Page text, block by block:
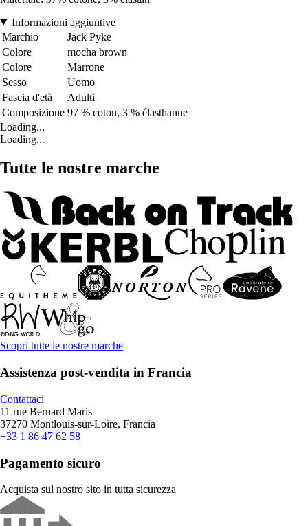
Informazioni aggiuntive
Marchio
Jack Pyke
Colore
mocha brown
Colore
Marrone
Sesso
Uomo
Fascia d'età
Adulti
Composizione 97 % coton, 3 % élasthanne
Loading...
Loading...
Tutte le nostre marche
Scopri tutte le nostre marche
Assistenza post-vendita in Francia
Contattaci
11 rue Bernard Maris
37270 Montlouis-sur-Loire, Francia
+33 1 86 47 62 58
Pagamento sicuro
Acquista sul nostro sito in tutta sicurezza